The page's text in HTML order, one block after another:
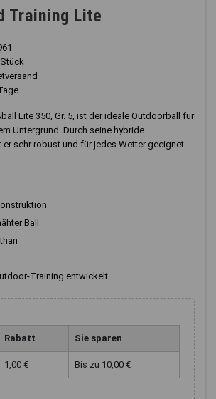
„Einstellungen“ können Sie
eine individuelle Auswahl
Widerspruchsmöglichkeiten,
erhalten Sie in unserer
Datenschutzerklärung.
Seite alle Ihre Cookie-
Training Lite
Stück
Lite 350, Gr. 5, ist der ideale Outdoorball für
Untergrund. Durch seine hybride
sehr robust und für jedes Wetter geeignet.
Ball
Training entwickelt
Rabatt Sie sparen
1,00 € Bis zu 10,00 €